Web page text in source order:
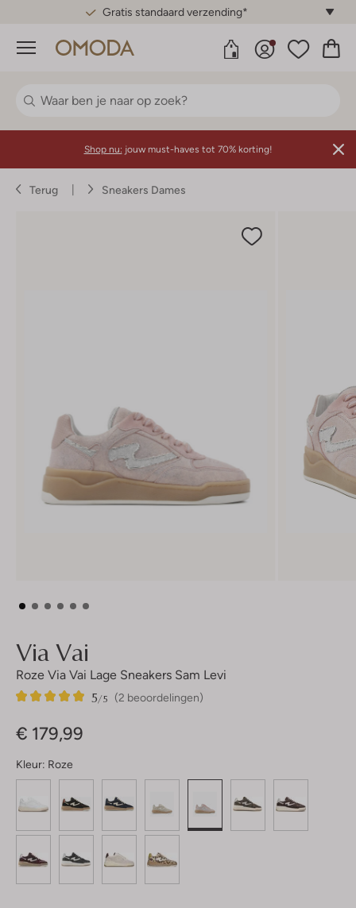
Gratis standaard verzending*
Menu
Shop nu: jouw must-haves tot 70% korting!
Terug Sneakers Dames
Via Vai
Roze Via Vai Lage Sneakers Sam Levi
(2 beoordelingen)
5/5
2
5
€ 179,99
Kleur: Roze